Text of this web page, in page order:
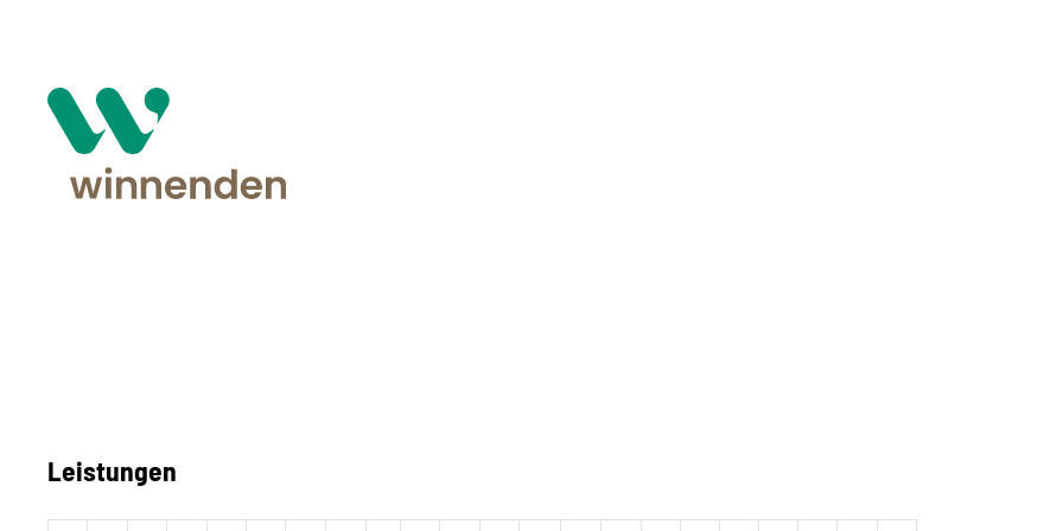
Leistungen